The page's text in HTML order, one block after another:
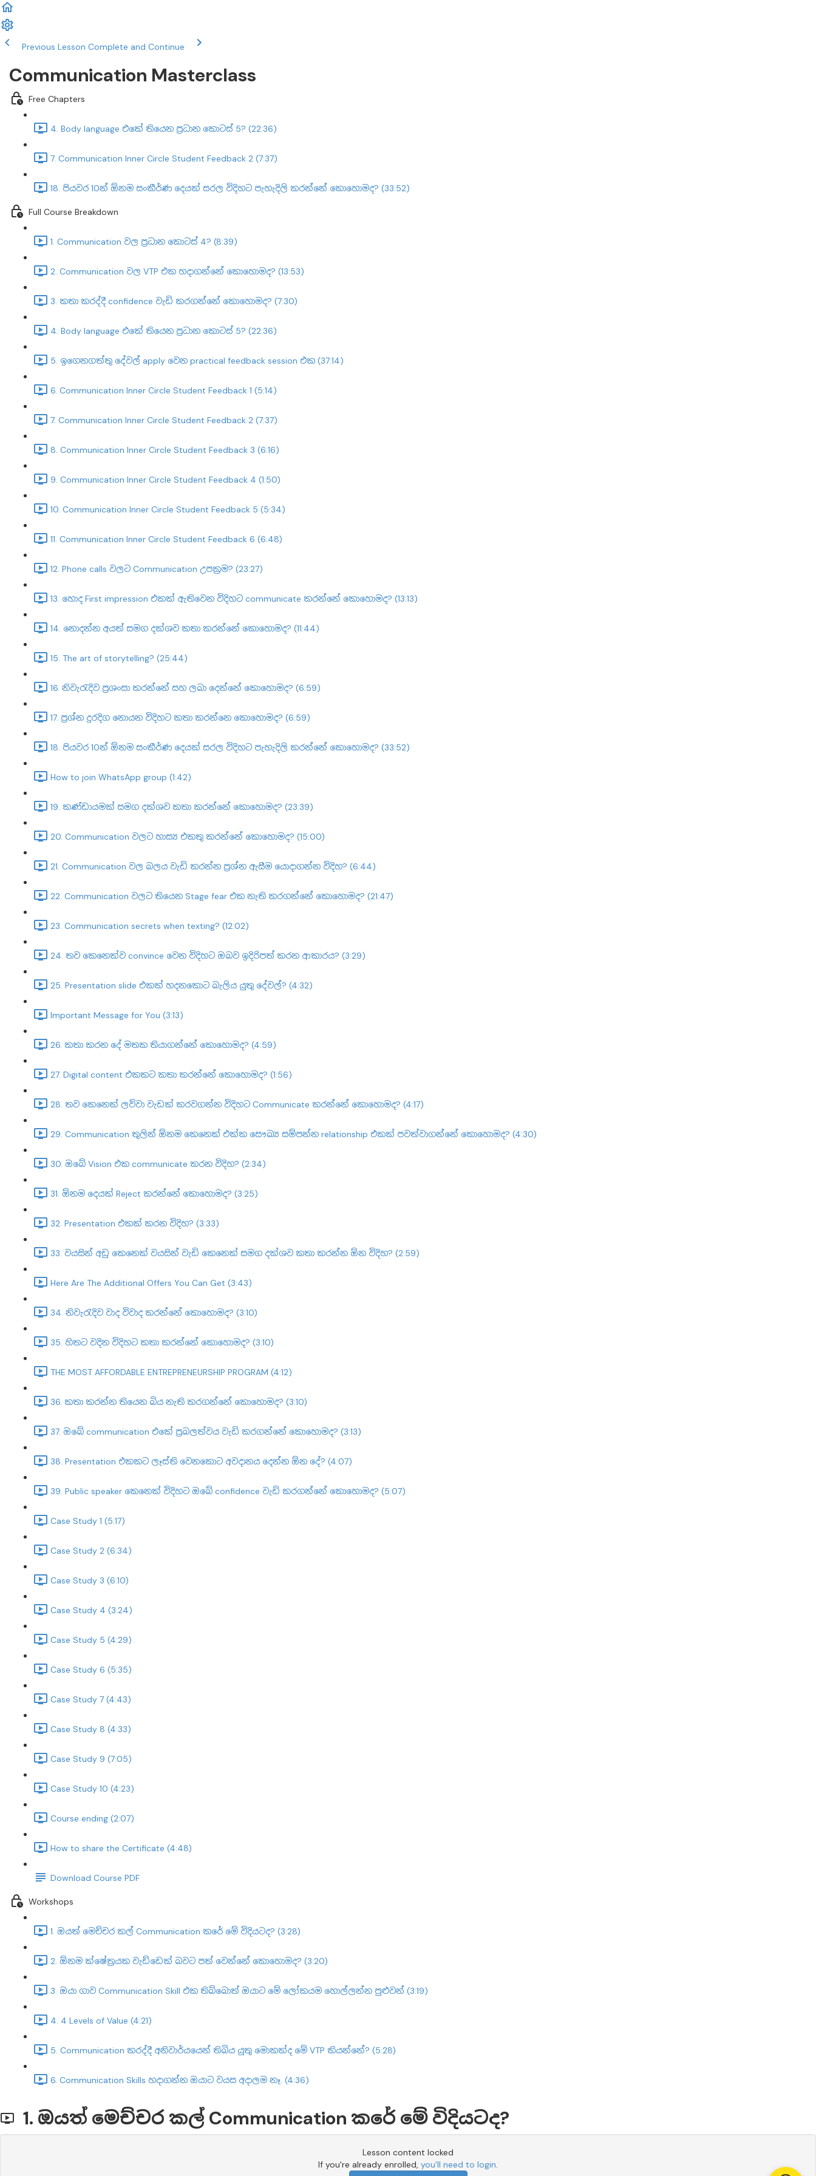
Previous Lesson Complete and Continue
Communication Masterclass
Free Chapters
4. Body language එකේ තියෙන ප්‍රධාන කොටස් 5? (22:36)
7. Communication Inner Circle Student Feedback 2 (7:37)
18. පියවර 10න් ඕනම සංකීර්ණ දෙයක් සරල විදිහට පැහැදිලි කරන්නේ කොහොමද? (33:52)
Full Course Breakdown
1. Communication වල ප්‍රධාන කොටස් 4? (8:39)
2. Communication වල VTP එක හදාගන්නේ කොහොමද? (13:53)
3. කතා කරද්දී confidence වැඩි කරගන්නේ කොහොමද? (7:30)
4. Body language එකේ තියෙන ප්‍රධාන කොටස් 5? (22:36)
5. ඉගෙනගත්තු දේවල් apply වෙන practical feedback session එක (37:14)
6. Communication Inner Circle Student Feedback 1 (5:14)
7. Communication Inner Circle Student Feedback 2 (7:37)
8. Communication Inner Circle Student Feedback 3 (6:16)
9. Communication Inner Circle Student Feedback 4 (1:50)
10. Communication Inner Circle Student Feedback 5 (5:34)
11. Communication Inner Circle Student Feedback 6 (6:48)
12. Phone calls වලට Communication උපක්‍රම? (23:27)
13. හොද First impression එකක් ඇතිවෙන විදිහට communicate කරන්නේ කොහොමද? (13:13)
14. නොදන්න අයත් සමග දක්ශව කතා කරන්නේ කොහොමද? (11:44)
15. The art of storytelling? (25:44)
16. නිවැරැදිව ප්‍රශංසා කරන්නේ සහ ලබා දෙන්නේ කොහොමද? (6:59)
17. ප්‍රශ්න දුරදිග නොයන විදිහට කතා කරන්නෙ කොහොමද? (6:59)
18. පියවර 10න් ඕනම සංකීර්ණ දෙයක් සරල විදිහට පැහැදිලි කරන්නේ කොහොමද? (33:52)
How to join WhatsApp group (1:42)
19. කණ්ඩායමක් සමග දක්ශව කතා කරන්නේ කොහොමද? (23:39)
20. Communication වලට හාස්‍ය එකතු කරන්නේ කොහොමද? (15:00)
21. Communication වල බලය වැඩි කරන්න ප්‍රශ්න ඇසීම යොදාගන්න විදිහ? (6:44)
22. Communication වලට තියෙන Stage fear එක නැති කරගන්නේ කොහොමද? (21:47)
23. Communication secrets when texting? (12:02)
24. තව කෙනෙක්ව convince වෙන විදිහට ඔබව ඉදිරිපත් කරන ආකාරය? (3:29)
25. Presentation slide එකක් හදනකොට බැලිය යුතු දේවල්? (4:32)
Important Message for You (3:13)
26. කතා කරන දේ මතක තියාගන්නේ කොහොමද? (4:59)
27. Digital content එකකට කතා කරන්නේ කොහොමද? (1:56)
28. තව කෙනෙක් ලව්වා වැඩක් කරවගන්න විදිහට Communicate කරන්නේ කොහොමද? (4:17)
29. Communication තුලින් ඕනම කෙනෙක් එක්ක සෞඛ්‍ය සම්පන්න relationship එකක් පවත්වාගන්නේ කොහොමද? (4:30)
30. ඔබේ Vision එක communicate කරන විදිහ? (2:34)
31. ඕනම දෙයක් Reject කරන්නේ කොහොමද? (3:25)
32. Presentation එකක් කරන විදිහ? (3:33)
33. වයසින් අඩු කෙනෙක් වයසින් වැඩි කෙනෙක් සමග දක්ශව කතා කරන්න ඕන විදිහ? (2:59)
Here Are The Additional Offers You Can Get (3:43)
34. නිවැරැදිව වාද විවාද කරන්නේ කොහොමද? (3:10)
35. හිතට වදින විදිහට කතා කරන්නේ කොහොමද? (3:10)
THE MOST AFFORDABLE ENTREPRENEURSHIP PROGRAM (4:12)
36. කතා කරන්න තියෙන බිය නැති කරගන්නේ කොහොමද? (3:10)
37. ඔබේ communication එකේ ප්‍රබලත්වය වැඩි කරගන්නේ කොහොමද? (3:13)
38. Presentation එකකට ලෑස්ති වෙනකොට අවදානය දෙන්න ඕන දේ? (4:07)
39. Public speaker කෙනෙක් විදිහට ඔබේ confidence වැඩි කරගන්නේ කොහොමද? (5:07)
Case Study 1 (5:17)
Case Study 2 (6:34)
Case Study 3 (6:10)
Case Study 4 (3:24)
Case Study 5 (4:29)
Case Study 6 (5:35)
Case Study 7 (4:43)
Case Study 8 (4:33)
Case Study 9 (7:05)
Case Study 10 (4:23)
Course ending (2:07)
How to share the Certificate (4:48)
Download Course PDF
Workshops
1. ඔයත් මෙච්චර කල් Communication කරේ මේ විදියටද? (3:28)
2. ඕනම ක්ෂේත්‍රයක වැඩ්ඩෙක් බවට පත් වෙන්නේ කොහොමද? (3:20)
3. ඔයා ගාව Communication Skill එක තිබ්බොත් ඔයාට මේ ලෝකයම හොල්ලන්න පුළුවන් (3:19)
4. 4 Levels of Value (4:21)
5. Communication කරද්දී අනිවාර්යයෙන් තිබිය යුතු මොකක්ද මේ VTP කියන්නේ? (5:28)
6. Communication Skills හදාගන්න ඔයාට වයස අදාලම නෑ. (4:36)
1. ඔයත් මෙච්චර කල් Communication කරේ මේ විදියටද?
Lesson content locked
If you're already enrolled, you'll need to login.